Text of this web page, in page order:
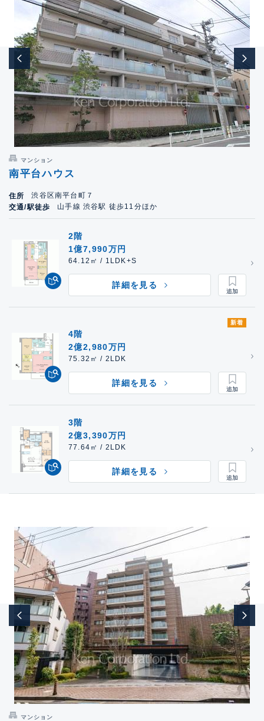
マンション
南平台ハウス
住所
渋谷区南平台町７
交通/駅徒歩
山手線 渋谷駅 徒歩11分ほか
2階
1億7,990万円
64.12㎡ / 1LDK+S
詳細を見る
新着
4階
2億2,980万円
75.32㎡ / 2LDK
詳細を見る
3階
2億3,390万円
77.64㎡ / 2LDK
詳細を見る
マンション